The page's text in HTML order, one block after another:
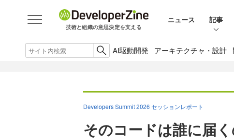
技術と組織の意思決定を支える
ニュース 記事
AI駆動開発 アーキテクチャ・設計
Developers Summit 2026 セッションレポート
そのコードは誰に届